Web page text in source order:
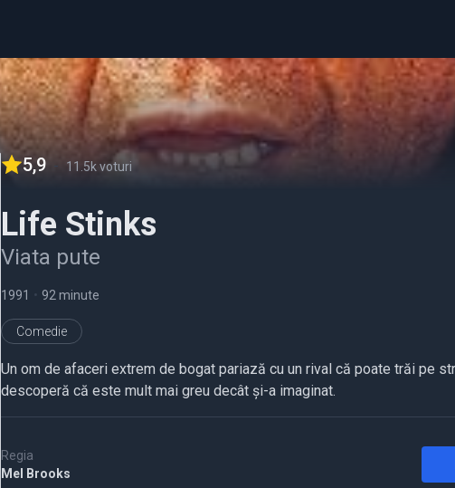
5,9 - 11.5k voturi
Life Stinks
Viata pute
1991 • 92 minute
Comedie
Un om de afaceri extrem de bogat pariază cu un rival că poate trăi pe
descoperă că este mult mai greu decât și-a imaginat.
Regia
Mel Brooks